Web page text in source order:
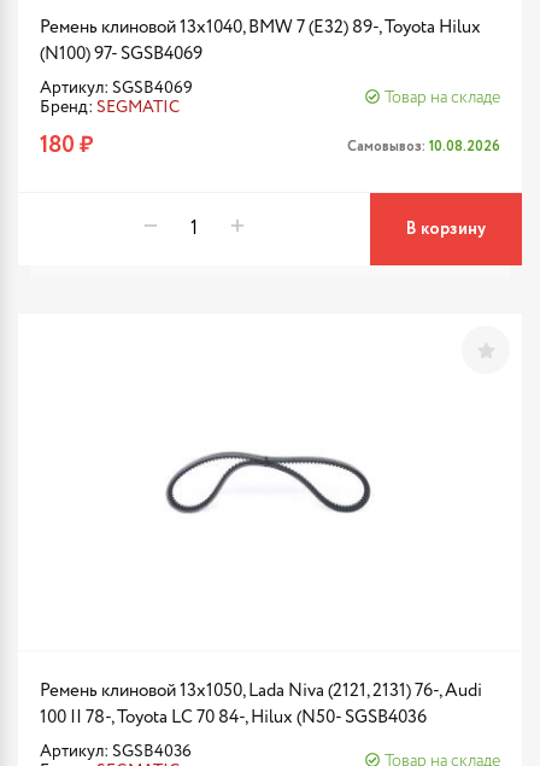
Ремень клиновой 13x1040, BMW 7 (E32) 89-, Toyota Hilux
(N100) 97- SGSB4069
Артикул: SGSB4069
Бренд: SEGMATIC
Товар на складе
180 ₽ Самовывоз: 10.08.2026
В корзину
Ремень клиновой 13x1050, Lada Niva (2121, 2131) 76-, Audi
100 II 78-, Toyota LC 70 84-, Hilux (N50- SGSB4036
Артикул: SGSB4036
Товар на складе